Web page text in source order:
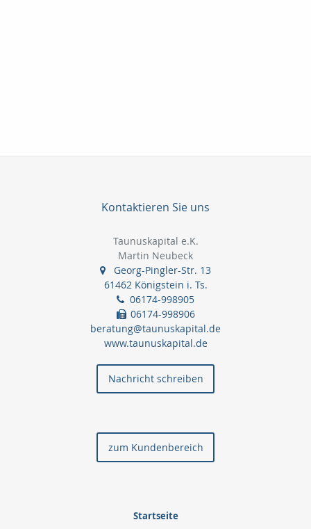
Kontaktieren Sie uns
Taunuskapital e.K.
Martin Neubeck
Georg-Pingler-Str. 13
61462 Königstein i. Ts.
06174-998905
06174-998906
beratung@taunuskapital.de
www.taunuskapital.de
Nachricht schreiben
zum Kundenbereich
Startseite